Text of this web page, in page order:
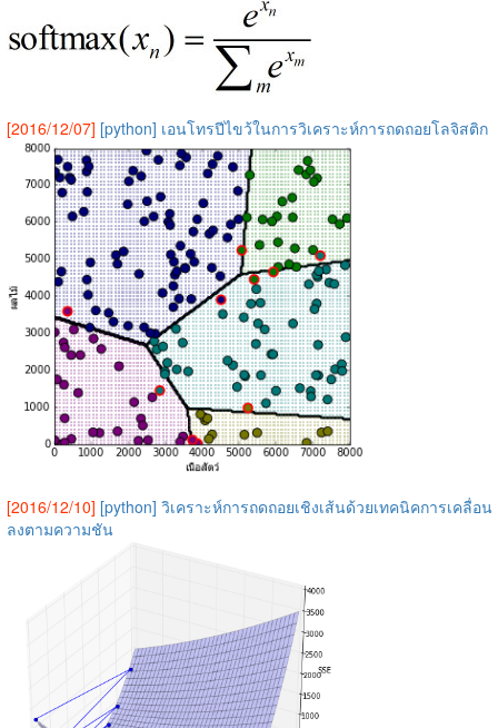
[2016/12/07] [python] เอนโทรปีไขว้ในการวิเคราะห์การถดถอยโลจิสติก
[2016/12/10] [python] วิเคราะห์การถดถอยเชิงเส้นด้วยเทคนิคการเคลื่อน
ลงตามความชัน